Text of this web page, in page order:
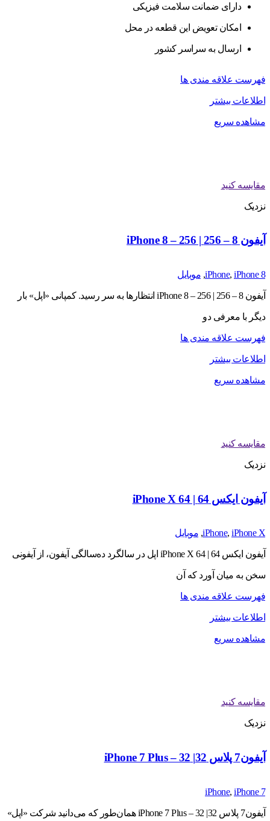
دارای ضمانت سلامت فیزیکی
امکان تعویض این قطعه در محل
ارسال به سراسر کشور
فهرست علاقه مندی ها
اطلاعات بیشتر
مشاهده سریع
مقایسه کنید
نزدیک
آیفون 8 – 256 | iPhone 8 – 256
iPhone, iPhone 8
, موبایل
آیفون 8 – 256 | iPhone 8 – 256 انتظارها به سر رسید. کمپانی «اپل» بار
دیگر با معرفی دو
فهرست علاقه مندی ها
اطلاعات بیشتر
مشاهده سریع
مقایسه کنید
نزدیک
آیفون ایکس 64 | iPhone X 64
iPhone, iPhone X
, موبایل
آیفون ایکس 64 | iPhone X 64 اپل در سالگرد ده‌سالگی آیفون، از آیفونی
سخن به میان­ آورد که آن
فهرست علاقه مندی ها
اطلاعات بیشتر
مشاهده سریع
مقایسه کنید
نزدیک
آیفون7 پلاس 32| iPhone 7 Plus – 32
iPhone, iPhone 7
آیفون7 پلاس 32| iPhone 7 Plus – 32 همان‌طور که می‌دانید شرکت «اپل»